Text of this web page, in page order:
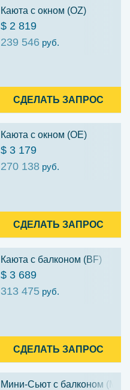
Каюта с окном (OZ)
$ 2 819
239 546 руб.
СДЕЛАТЬ ЗАПРОС
Каюта с окном (OE)
$ 3 179
270 138 руб.
СДЕЛАТЬ ЗАПРОС
Каюта с балконом (BF)
$ 3 689
313 475 руб.
СДЕЛАТЬ ЗАПРОС
Мини-Сьют с балконом (ME)